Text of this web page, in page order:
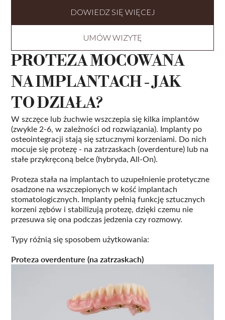
DOWIEDZ SIĘ WIĘCEJ
UMÓW WIZYTĘ
PROTEZA MOCOWANA
NA IMPLANTACH - JAK
TO DZIAŁA?
W szczęce lub żuchwie wszczepia się kilka implantów
(zwykle 2-6, w zależności od rozwiązania). Implanty po
osteointegracji stają się sztucznymi korzeniami. Do nich
mocuje się protezę - na zatrzaskach (overdenture) lub na
stałe przykręconą belce (hybryda, All-On).
Proteza stała na implantach to uzupełnienie protetyczne
osadzone na wszczepionych w kość implantach
stomatologicznych. Implanty pełnią funkcję sztucznych
korzeni zębów i stabilizują protezę, dzięki czemu nie
przesuwa się ona podczas jedzenia czy rozmowy.
Typy różnią się sposobem użytkowania:
Proteza overdenture (na zatrzaskach)